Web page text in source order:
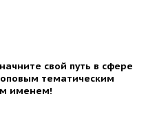
свой путь в сфере
тематическим
именем!